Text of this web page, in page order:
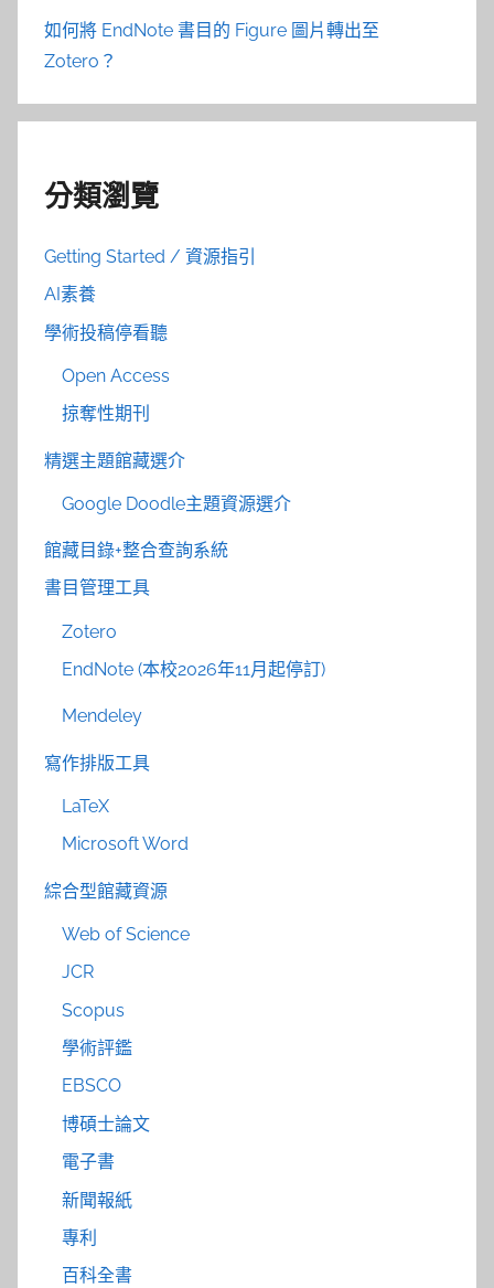
如何將 EndNote 書目的 Figure 圖片轉出至
Zotero？
分類瀏覽
Getting Started / 資源指引
AI素養
學術投稿停看聽
Open Access
掠奪性期刊
精選主題館藏選介
Google Doodle主題資源選介
館藏目錄+整合查詢系統
書目管理工具
Zotero
EndNote (本校2026年11月起停訂)
Mendeley
寫作排版工具
LaTeX
Microsoft Word
綜合型館藏資源
Web of Science
JCR
Scopus
學術評鑑
EBSCO
博碩士論文
電子書
新聞報紙
專利
百科全書